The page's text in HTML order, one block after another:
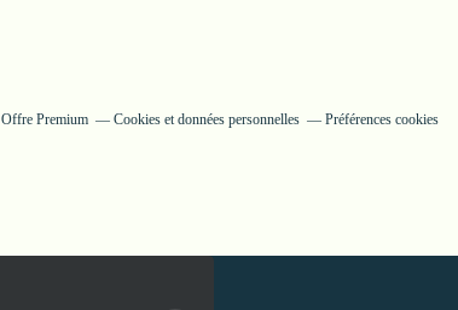
Offre Premium Cookies et données personnelles Préférences cookies